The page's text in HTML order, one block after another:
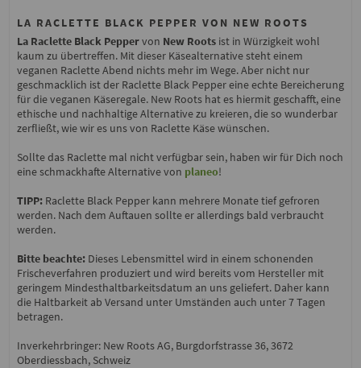
LA RACLETTE BLACK PEPPER VON NEW ROOTS
La Raclette Black Peppervon New Rootsist in Würzigkeit wohl
kaum zu übertreffen. Mit dieser Käsealternative steht einem
veganen Raclette Abend nichts mehr im Wege. Aber nicht nur
geschmacklich ist der Raclette Black Pepper eine echte Bereicherung
für die veganen Käseregale. New Roots hat es hiermit geschafft, eine
ethische und nachhaltige Alternative zu kreieren, die so wunderbar
zerfließt, wie wir es uns von Raclette Käse wünschen.
Sollte das Raclette mal nicht verfügbar sein, haben wir für Dich noch
eine schmackhafte Alternative von planeo!
TIPP:Raclette Black Pepper kann mehrere Monate tief gefroren
werden. Nach dem Auftauen sollte er allerdings bald verbraucht
werden.
Bitte beachte:Dieses Lebensmittel wird in einem schonenden
Frischeverfahren produziert und wird bereits vom Hersteller mit
geringem Mindesthaltbarkeitsdatum an uns geliefert. Daher kann
die Haltbarkeit ab Versand unter Umständen auch unter 7 Tagen
betragen.
Inverkehrbringer: New Roots AG, Burgdorfstrasse 36, 3672
Oberdiessbach, Schweiz